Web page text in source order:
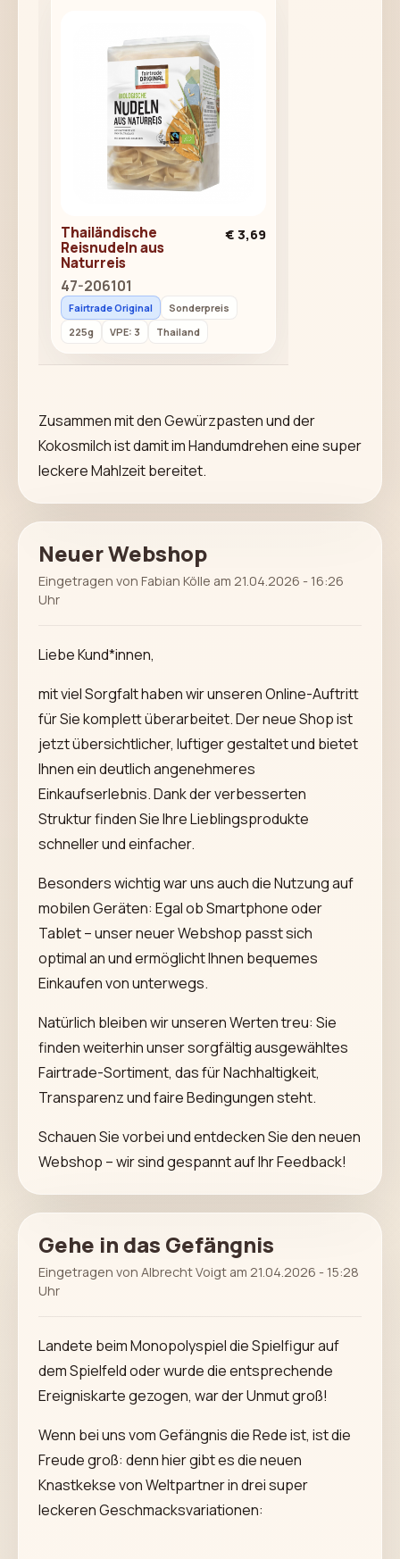
Thailändische
Reisnudeln aus
Naturreis
47-206101
€ 3,69
Fairtrade Original
Sonderpreis
225g
VPE: 3 Thailand
Zusammen mit den Gewürzpasten und der
Kokosmilch ist damit im Handumdrehen eine super
leckere Mahlzeit bereitet.
Neuer Webshop
Eingetragen von Fabian Kölle am 21.04.2026 - 16:26
Uhr
Liebe Kund*innen,
mit viel Sorgfalt haben wir unseren Online-Auftritt
für Sie komplett überarbeitet. Der neue Shop ist
jetzt übersichtlicher, luftiger gestaltet und bietet
Ihnen ein deutlich angenehmeres
Einkaufserlebnis. Dank der verbesserten
Struktur finden Sie Ihre Lieblingsprodukte
schneller und einfacher.
Besonders wichtig war uns auch die Nutzung auf
mobilen Geräten: Egal ob Smartphone oder
Tablet – unser neuer Webshop passt sich
optimal an und ermöglicht Ihnen bequemes
Einkaufen von unterwegs.
Natürlich bleiben wir unseren Werten treu: Sie
finden weiterhin unser sorgfältig ausgewähltes
Fairtrade-Sortiment, das für Nachhaltigkeit,
Transparenz und faire Bedingungen steht.
Schauen Sie vorbei und entdecken Sie den neuen
Webshop – wir sind gespannt auf Ihr Feedback!
Gehe in das Gefängnis
Eingetragen von Albrecht Voigt am 21.04.2026 - 15:28
Uhr
Landete beim Monopolyspiel die Spielfigur auf
dem Spielfeld oder wurde die entsprechende
Ereigniskarte gezogen, war der Unmut groß!
Wenn bei uns vom Gefängnis die Rede ist, ist die
Freude groß: denn hier gibt es die neuen
Knastkekse von Weltpartner in drei super
leckeren Geschmacksvariationen: